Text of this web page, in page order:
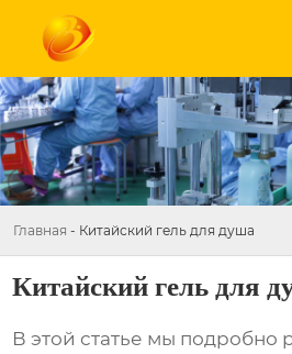
Главная - Китайский гель для душа
Китайский гель для
В этой статье мы подробно